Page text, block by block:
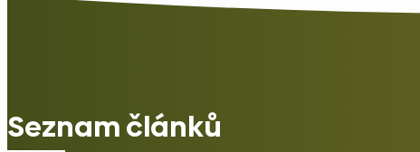
Seznam článků